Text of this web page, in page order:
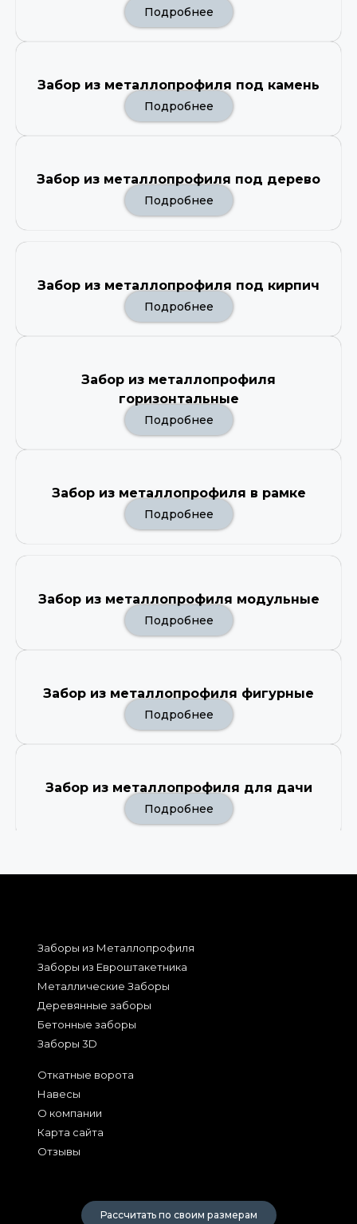
Подробнее
Забор из металлопрофиля под камень
Подробнее
Забор из металлопрофиля под дерево
Подробнее
Забор из металлопрофиля под кирпич
Подробнее
Забор из металлопрофиля
горизонтальные
Подробнее
Забор из металлопрофиля в рамке
Подробнее
Забор из металлопрофиля модульные
Подробнее
Забор из металлопрофиля фигурные
Подробнее
Забор из металлопрофиля для дачи
Подробнее
Заборы из Металлопрофиля
Заборы из Евроштакетника
Металлические Заборы
Деревянные заборы
Бетонные заборы
Заборы 3D
Откатные ворота
Навесы
О компании
Карта сайта
Отзывы
Рассчитать по своим размерам